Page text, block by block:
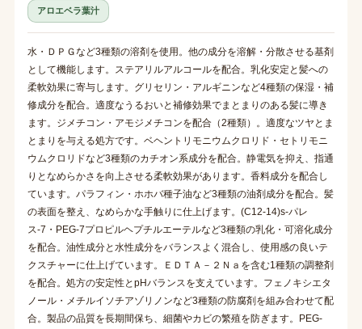
アロエベラ葉汁
水・ＤＰＧなど3種類の溶剤を使用。他の成分を溶解・分散させる基剤
として機能します。ステアリルアルコールを配合。乳化安定と髪への
柔軟効果に寄与します。グリセリン・アルギニンなど4種類の保湿・補
修成分を配合。適度なうるおいと補修効果でまとまりのある髪に導き
ます。ジメチコン・アモジメチコンを配合（2種類）。適度なツヤとま
とまりを与える処方です。ベヘントリモニウムクロリド・セトリモニ
ウムクロリドなど3種類のカチオン系成分を配合。静電気を抑え、指通
りとなめらかさを向上させる柔軟効果があります。香料成分を配合し
ています。パラフィン・ホホバ種子油など3種類の油剤成分を配合。髪
の表面を整え、なめらかな手触りに仕上げます。(C12-14)s-パレ
ス-7・PEG-7プロピルヘプチルエーテルなど3種類の乳化・可溶化成分
を配合。油性成分と水性成分をバランスよく混合し、使用感の良いテ
クスチャーに仕上げています。ＥＤＴＡ－２Ｎａを含む1種類の調整剤
を配合。処方の安定性とpHバランスを支えています。フェノキシエタ
ノール・メチルイソチアゾリノンなど3種類の防腐剤を組み合わせて配
合。製品の品質を長期間保ち、細菌やカビの繁殖を防ぎます。PEG-